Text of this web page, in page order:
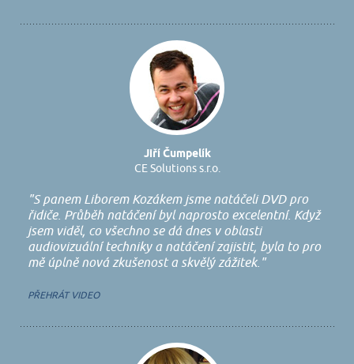
Jiří Čumpelík
CE Solutions s.r.o.
"S panem Liborem Kozákem jsme natáčeli DVD pro
řidiče. Průběh natáčení byl naprosto excelentní. Když
jsem viděl, co všechno se dá dnes v oblasti
audiovizuální techniky a natáčení zajistit, byla to pro
mě úplně nová zkušenost a skvělý zážitek."
PŘEHRÁT VIDEO